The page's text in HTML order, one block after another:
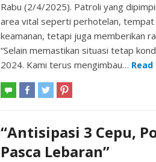
Rabu (2/4/2025). Patroli yang
area vital seperti perhotelan, tempat
keamanan, tetapi juga memberikan
“Selain memastikan situasi tetap
2024. Kami terus mengimbau… Read
“Antisipasi 3 Cepu,
Pasca Lebaran”